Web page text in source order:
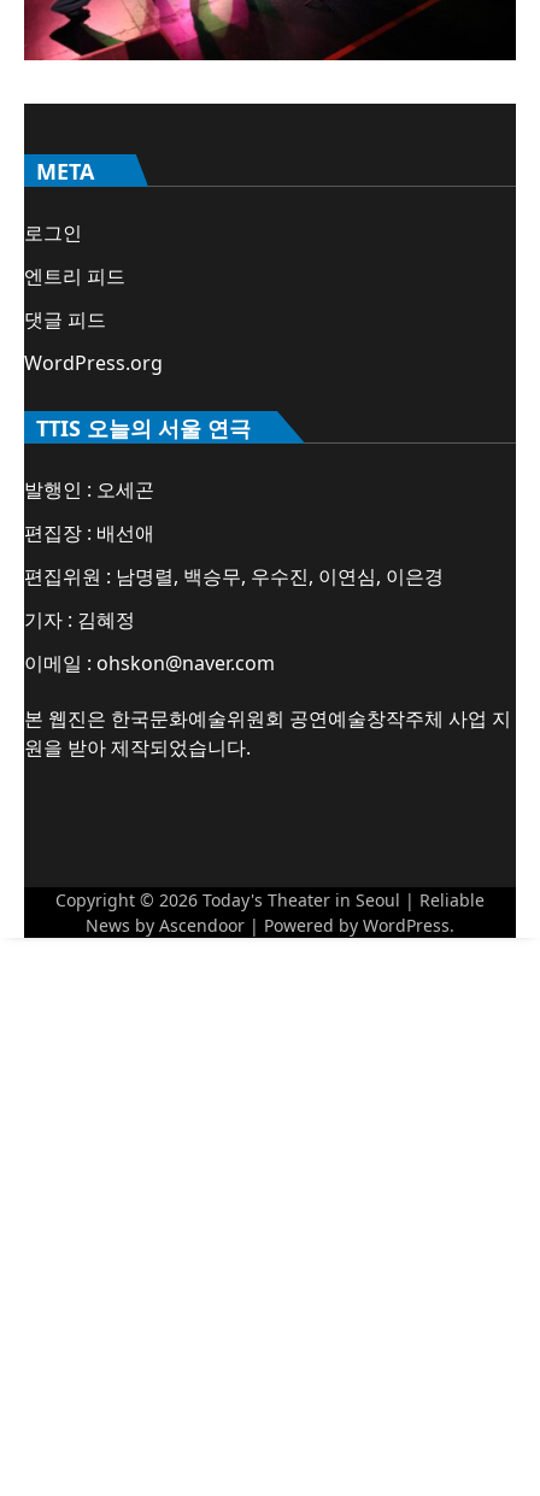
META
로그인
엔트리 피드
댓글 피드
WordPress.org
TTIS 오늘의 서울 연극
발행인 : 오세곤
편집장 : 배선애
편집위원 : 남명렬, 백승무, 우수진, 이연심, 이은경
기자 : 김혜정
이메일 : ohskon@naver.com
본 웹진은 한국문화예술위원회 공연예술창작주체 사업 지
원을 받아 제작되었습니다.
Copyright © 2026 Today's Theater in Seoul | Reliable
News by Ascendoor | Powered by WordPress.